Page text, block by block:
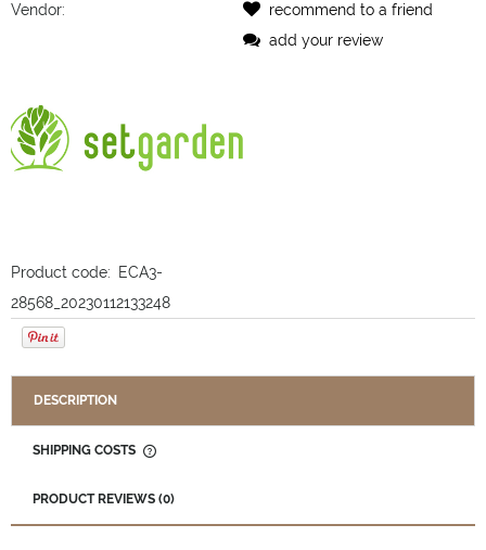
Vendor:
Product code:
ECA3-
28568_20230112133248
recommend to a friend
add your review
DESCRIPTION
SHIPPING COSTS
PRODUCT REVIEWS (0)